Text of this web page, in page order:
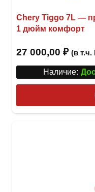
Chery Tiggo 7L —
1 дюйм комфорт
27 000,00 ₽ (в
Наличие: